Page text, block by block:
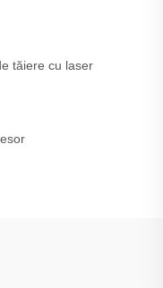
tăiere cu laser